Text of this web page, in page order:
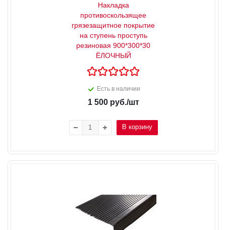
Накладка
противоскользящее
грязезащитное покрытие
на ступень проступь
резиновая 900*300*30
ЁЛОЧНЫЙ
Есть в наличии
1 500руб./шт
В корзину